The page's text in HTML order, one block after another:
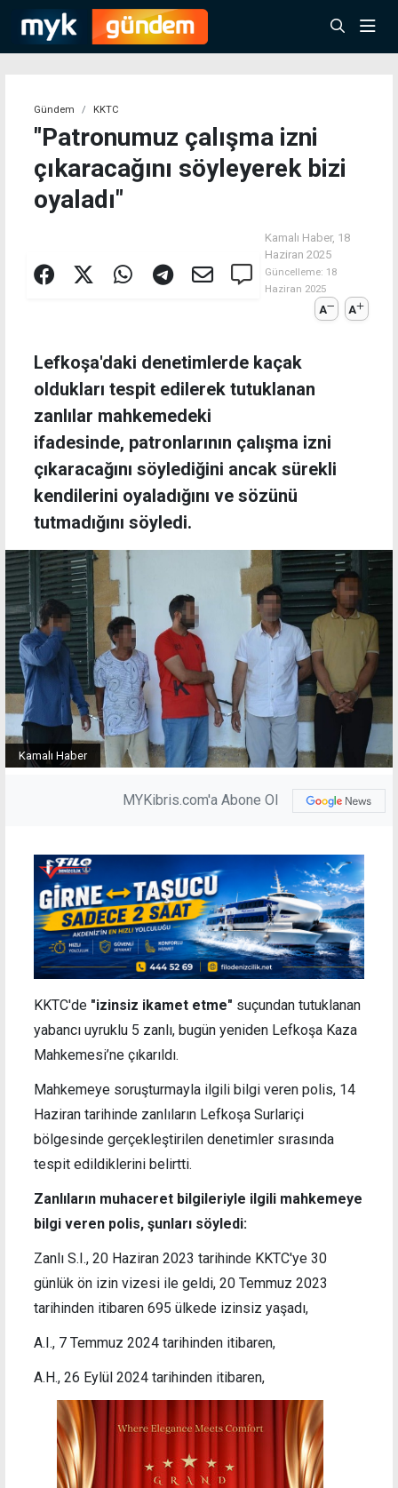
Gündem KKTC
"Patronumuz çalışma izni
çıkaracağını söyleyerek bizi
oyaladı"
Kamalı Haber, 18
Haziran 2025
Güncelleme: 18
Haziran 2025
A A
Lefkoşa'daki denetimlerde kaçak
oldukları tespit edilerek tutuklanan
zanlılar mahkemedeki
ifadesinde, patronlarının çalışma izni
çıkaracağını söylediğini ancak sürekli
kendilerini oyaladığını ve sözünü
tutmadığını söyledi.
Kamalı Haber
MYKibris.com'a Abone Ol
KKTC'de "izinsiz ikamet etme" suçundan tutuklanan
yabancı uyruklu 5 zanlı, bugün yeniden Lefkoşa Kaza
Mahkemesi’ne çıkarıldı.
Mahkemeye soruşturmayla ilgili bilgi veren polis, 14
Haziran tarihinde zanlıların Lefkoşa Surlariçi
bölgesinde gerçekleştirilen denetimler sırasında
tespit edildiklerini belirtti.
Zanlıların muhaceret bilgileriyle ilgili mahkemeye
bilgi veren polis, şunları söyledi:
Zanlı S.I., 20 Haziran 2023 tarihinde KKTC'ye 30
günlük ön izin vizesi ile geldi, 20 Temmuz 2023
tarihinden itibaren 695 ülkede izinsiz yaşadı,
A.I., 7 Temmuz 2024 tarihinden itibaren,
A.H., 26 Eylül 2024 tarihinden itibaren,